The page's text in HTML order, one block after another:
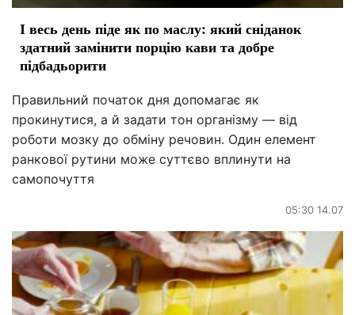
І весь день піде як по маслу: який сніданок
здатний замінити порцію кави та добре
підбадьорити
Правильний початок дня допомагає як
прокинутися, а й задати тон організму — від
роботи мозку до обміну речовин. Один елемент
ранкової рутини може суттєво вплинути на
самопочуття
05:30 14.07